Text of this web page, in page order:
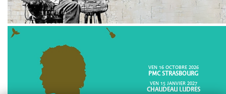
VEN 16 OCTOBRE 2026
PMC STRASBOURG
VEN 15 JANVIER 2027
CHAUDEAU LUDRES